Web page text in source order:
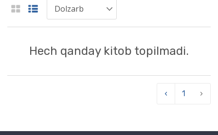
Hech qanday kitob topilmadi.
‹ 1 ›